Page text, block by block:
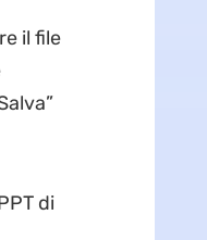
il file
di